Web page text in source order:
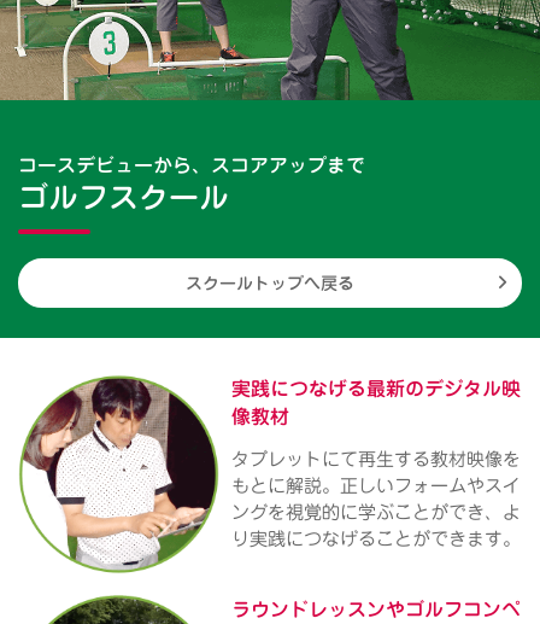
コースデビューから、スコアアップまで
ゴルフスクール
スクールトップへ戻る
実践につなげる最新のデジタル映
像教材
タブレットにて再生する教材映像を
もとに解説。正しいフォームやスイ
ングを視覚的に学ぶことができ、よ
り実践につなげることができます。
ラウンドレッスンやゴルフコンペ